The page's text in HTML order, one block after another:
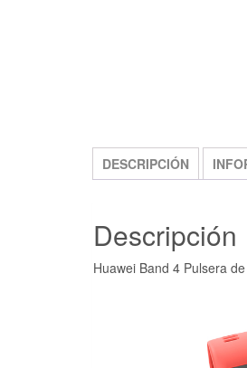
DESCRIPCIÓN
Descripción
Huawei Band 4 Pulsera